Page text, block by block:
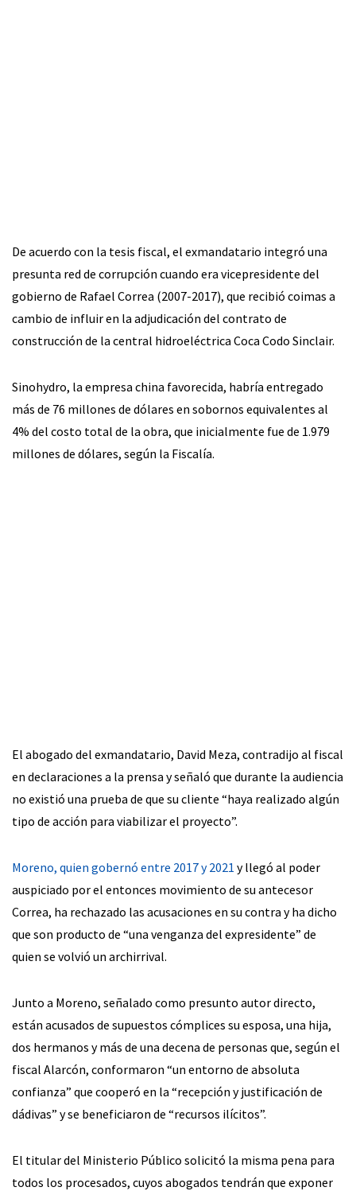
De acuerdo con la tesis fiscal, el exmandatario integró una
presunta red de corrupción cuando era vicepresidente del
gobierno de Rafael Correa (2007-2017), que recibió coimas a
cambio de influir en la adjudicación del contrato de
construcción de la central hidroeléctrica Coca Codo Sinclair.
Sinohydro, la empresa china favorecida, habría entregado
más de 76 millones de dólares en sobornos equivalentes al
4% del costo total de la obra, que inicialmente fue de 1.979
millones de dólares, según la Fiscalía.
El abogado del exmandatario, David Meza, contradijo al fiscal
en declaraciones a la prensa y señaló que durante la audiencia
no existió una prueba de que su cliente “haya realizado algún
tipo de acción para viabilizar el proyecto”.
Moreno, quien gobernó entre 2017 y 2021 y llegó al poder
auspiciado por el entonces movimiento de su antecesor
Correa, ha rechazado las acusaciones en su contra y ha dicho
que son producto de “una venganza del expresidente” de
quien se volvió un archirrival.
Junto a Moreno, señalado como presunto autor directo,
están acusados de supuestos cómplices su esposa, una hija,
dos hermanos y más de una decena de personas que, según el
fiscal Alarcón, conformaron “un entorno de absoluta
confianza” que cooperó en la “recepción y justificación de
dádivas” y se beneficiaron de “recursos ilícitos”.
El titular del Ministerio Público solicitó la misma pena para
todos los procesados, cuyos abogados tendrán que exponer